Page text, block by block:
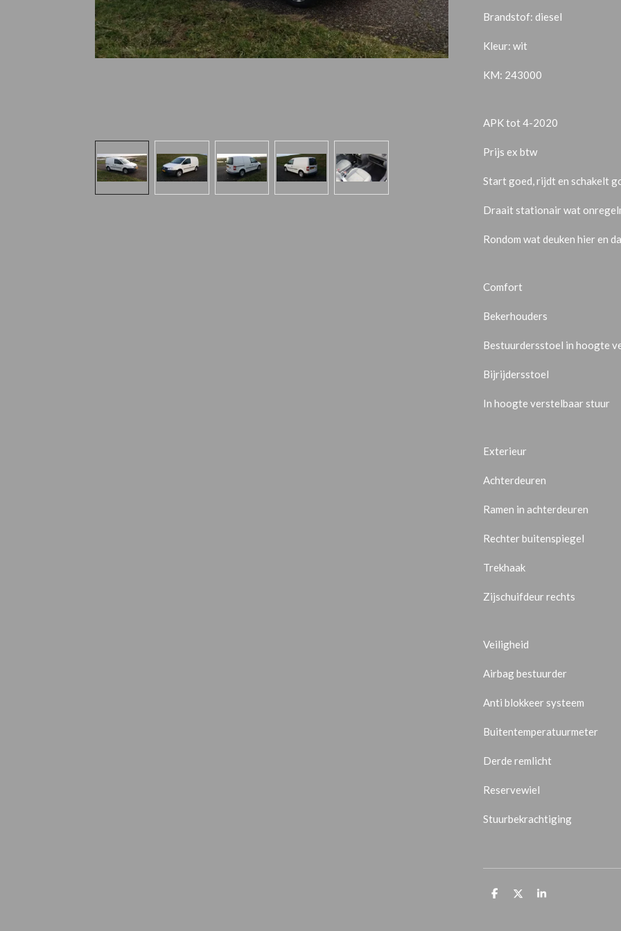
Brandstof: diesel
Kleur: wit
KM: 243000
APK tot 4-2020
Prijs ex btw
Start goed, rijdt en schakelt
Draait stationair wat
Rondom wat deuken hier en
Comfort
Bekerhouders
Bestuurdersstoel in hoogte
Bijrijdersstoel
In hoogte verstelbaar stuur
Exterieur
Achterdeuren
Ramen in achterdeuren
Rechter buitenspiegel
Trekhaak
Zijschuifdeur rechts
Veiligheid
Airbag bestuurder
Anti blokkeer systeem
Buitentemperatuurmeter
Derde remlicht
Reservewiel
Stuurbekrachtiging
D
D
S